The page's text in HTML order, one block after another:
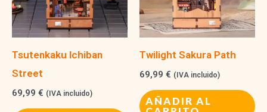
Tsutenkaku Ichiban
Street
69,99 € (IVA incluido)
Twilight Sakura Path
69,99 € (IVA incluido)
AÑADIR AL